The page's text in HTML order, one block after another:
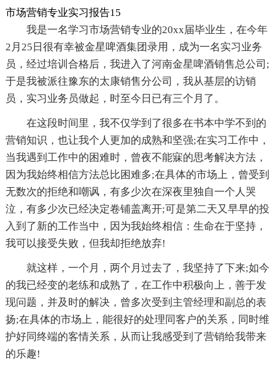
市场营销专业实习报告15
我是一名学习市场营销专业的20xx届毕业生，在今年
2月25日很有幸被金星啤酒集团录用，成为一名实习业务
员，经过培训合格后，我进入了河南金星啤酒销售总公司;
于是我被派往豫东的太康销售分公司，我从基层的访销
员，实习业务员做起，时至今日已有三个月了。
在这段时间里，我不仅学到了很多在书本中学不到的
营销知识，也让我个人更加的成熟和坚强;在实习工作中，
当我遇到工作中的困难时，曾夜不能寐的思考解决方法，
因为我始终相信方法总比困难多;在具体的市场上，曾受到
无数次的拒绝和嘲讽，有多少次在深夜里独自一个人哭
泣，有多少次已经决定卷铺盖离开;可是第二天又早早的投
入到了新的工作当中，因为我始终相信：生命在于坚持，
我可以接受失败，但我却拒绝放弃!
就这样，一个月，两个月过去了，我坚持了下来;如今
的我已经变的老练和成熟了，在工作中积极向上，善于发
现问题，并及时的解决，曾多次受到主管经理和副总的表
扬;在具体的市场上，能很好的处理同客户的关系，同时维
护好同终端的客情关系，从而让我感受到了营销给我带来
的乐趣!